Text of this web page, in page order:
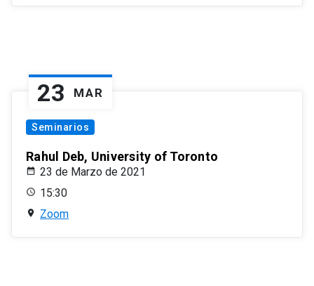
23 MAR
Seminarios
Rahul Deb, University of Toronto
23 de Marzo de 2021
15:30
Zoom